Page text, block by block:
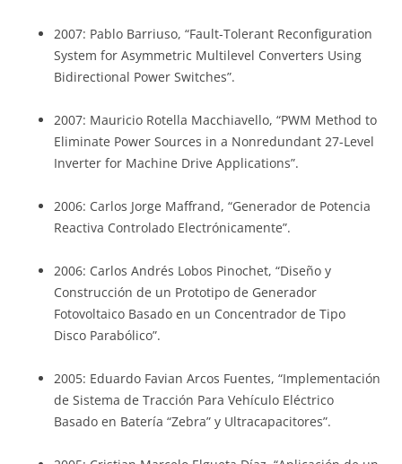
2007: Pablo Barriuso, “Fault-Tolerant Reconfiguration
System for Asymmetric Multilevel Converters Using
Bidirectional Power Switches”.
2007: Mauricio Rotella Macchiavello, “PWM Method to
Eliminate Power Sources in a Nonredundant 27-Level
Inverter for Machine Drive Applications”.
2006: Carlos Jorge Maffrand, “Generador de Potencia
Reactiva Controlado Electrónicamente”.
2006: Carlos Andrés Lobos Pinochet, “Diseño y
Construcción de un Prototipo de Generador
Fotovoltaico Basado en un Concentrador de Tipo
Disco Parabólico”.
2005: Eduardo Favian Arcos Fuentes, “Implementación
de Sistema de Tracción Para Vehículo Eléctrico
Basado en Batería “Zebra” y Ultracapacitores”.